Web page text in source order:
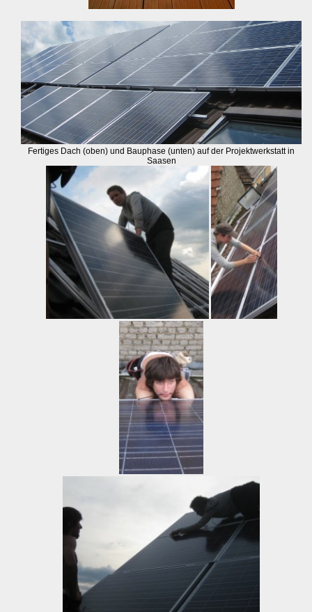
Fertiges Dach (oben) und Bauphase (unten) auf der Projektwerkstatt in
Saasen